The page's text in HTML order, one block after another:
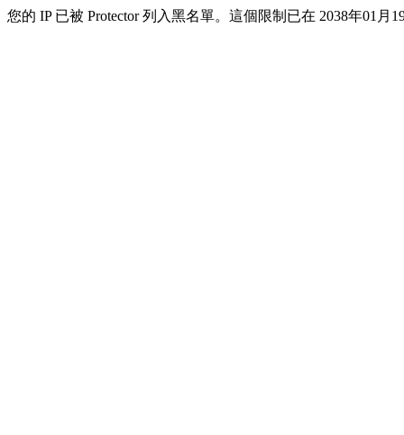
您的 IP 已被 Protector 列入黑名單。這個限制已在 2038年01月